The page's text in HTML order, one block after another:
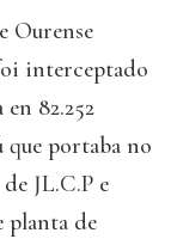
Ourense
interceptado
82.252
que portaba no
JL.C.P e
planta de